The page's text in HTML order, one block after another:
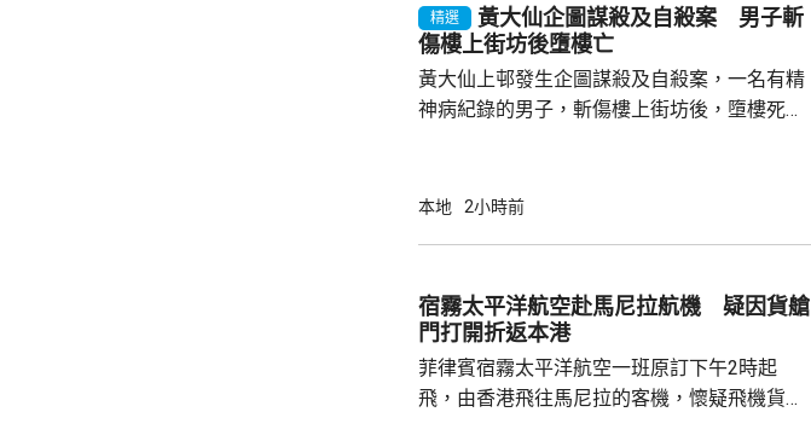
精選
黃大仙企圖謀殺及自殺案 男子斬
傷樓上街坊後墮樓亡
黃大仙上邨發生企圖謀殺及自殺案，一名有精
神病紀錄的男子，斬傷樓上街坊後，墮樓死
行兇男子進入，在袋內取出類似菜刀，集中向
子倒臥昭善樓對開地面，懷疑由高處墮下，當
場證實死亡，相信他就是行兇者。警方破門進
入行兇者在15樓的單位，發現窗戶打...
本地 2小時前
宿霧太平洋航空赴馬尼拉航機 疑因貨艙
門打開折返本港
菲律賓宿霧太平洋航空一班原訂下午2時起
飛，由香港飛往馬尼拉的客機，懷疑飛機貨艙